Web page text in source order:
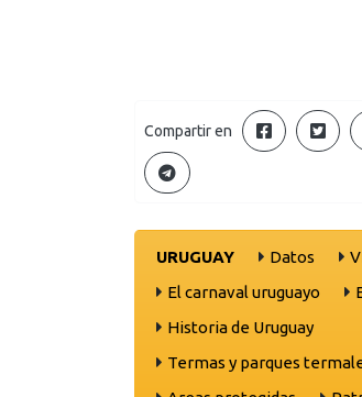
Compartir en
URUGUAY Datos
El carnaval uruguayo
Historia de Uruguay
Termas y parques